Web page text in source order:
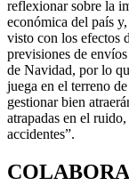
reflexionar sobre la
económica del país
visto con los efectos
previsiones de
de Navidad, por lo
juega en el terreno
gestionar bien
atrapadas en el
accidentes”.